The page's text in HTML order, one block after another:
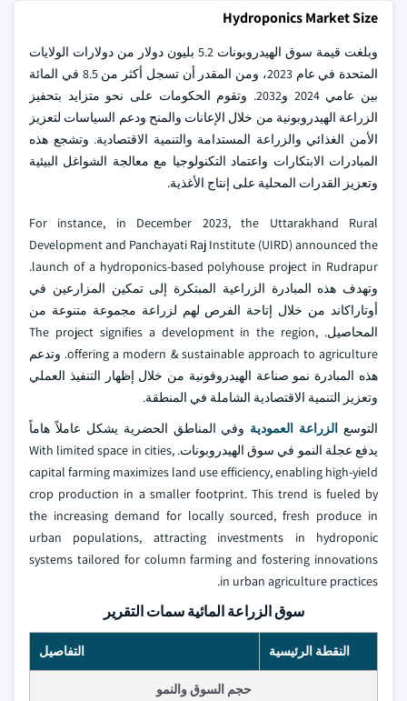
Hydroponics Market Size
وبلغت قيمة سوق الهيدروبونات 5.2 بليون دولار من دولارات الولايات
المتحدة في عام 2023، ومن المقدر أن تسجل أكثر من 8.5 في المائة
بين عامي 2024 و2032. وتقوم الحكومات على نحو متزايد بتحفيز
الزراعة الهيدروبونية من خلال الإعانات والمنح ودعم السياسات لتعزيز
الأمن الغذائي والزراعة المستدامة والتنمية الاقتصادية. وتشجع هذه
المبادرات الابتكارات واعتماد التكنولوجيا مع معالجة الشواغل البيئية
وتعزيز القدرات المحلية على إنتاج الأغذية.
For instance, in December 2023, the Uttarakhand Rural
Development and Panchayati Raj Institute (UIRD) announced the
launch of a hydroponics-based polyhouse project in Rudrapur.
وتهدف هذه المبادرة الزراعية المبتكرة إلى تمكين المزارعين في
أوتاراكاند من خلال إتاحة الفرص لهم لزراعة مجموعة متنوعة من
المحاصيل. The project signifies a development in the region,
offering a modern & sustainable approach to agriculture. وتدعم
هذه المبادرة نمو صناعة الهيدروفونية من خلال إظهار التنفيذ العملي
وتعزيز التنمية الاقتصادية الشاملة في المنطقة.
التوسع الزراعة العمودية وفي المناطق الحضرية يشكل عاملاً هاماً
يدفع عجلة النمو في سوق الهيدروبونات. With limited space in cities,
capital farming maximizes land use efficiency, enabling high-yield
crop production in a smaller footprint. This trend is fueled by
the increasing demand for locally sourced, fresh produce in
urban populations, attracting investments in hydroponic
systems tailored for column farming and fostering innovations
in urban agriculture practices.
سوق الزراعة المائية سمات التقرير
النقطة الرئيسية التفاصيل
حجم السوق والنمو